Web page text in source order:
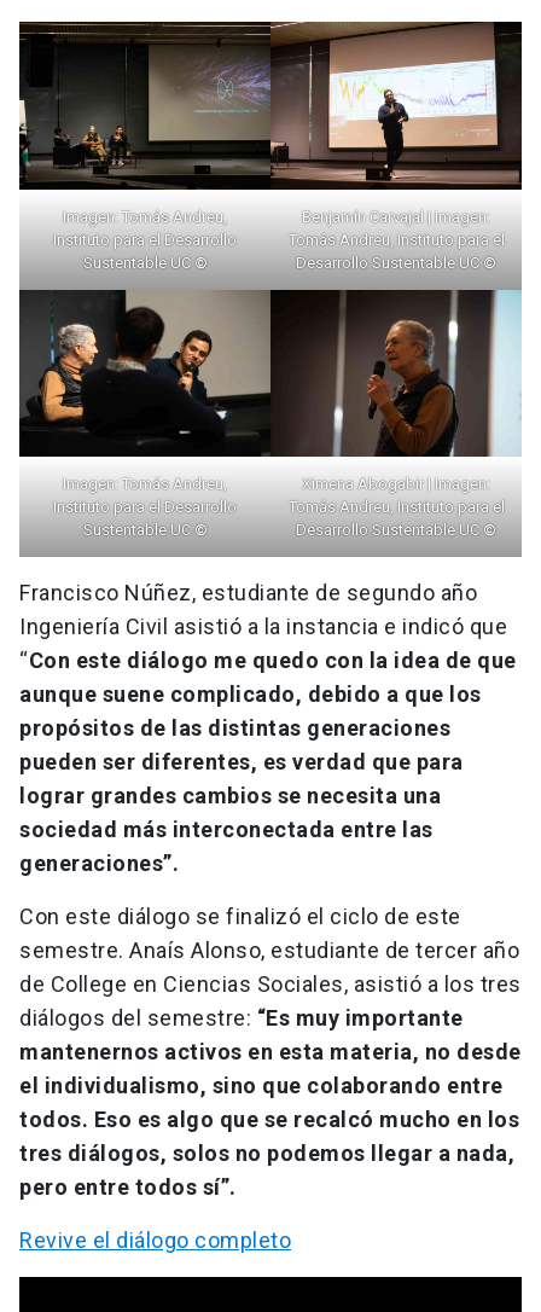
Imagen: Tomás Andreu,
Instituto para el Desarrollo
Sustentable UC©
Benjamín Carvajal | Imagen:
Tomás Andreu, Instituto para el
Desarrollo Sustentable UC©
Imagen: Tomás Andreu,
Instituto para el Desarrollo
Sustentable UC©
Ximena Abogabir | Imagen:
Tomás Andreu, Instituto para el
Desarrollo Sustentable UC©
Francisco Núñez, estudiante de segundo año
Ingeniería Civil asistió a la instancia e indicó que
“Con este diálogo me quedo con la idea de que
aunque suene complicado, debido a que los
propósitos de las distintas generaciones
pueden ser diferentes, es verdad que para
lograr grandes cambios se necesita una
sociedad más interconectada entre las
generaciones”.
Con este diálogo se finalizó el ciclo de este
semestre. Anaís Alonso, estudiante de tercer año
de College en Ciencias Sociales, asistió a los tres
diálogos del semestre: “Es muy importante
mantenernos activos en esta materia, no desde
el individualismo, sino que colaborando entre
todos. Eso es algo que se recalcó mucho en los
tres diálogos, solos no podemos llegar a nada,
pero entre todos sí”.
Revive el diálogo completo